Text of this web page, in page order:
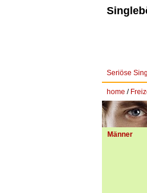
Seriöse
home /
Männer